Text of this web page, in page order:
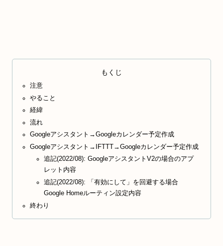
もくじ
注意
やること
経緯
流れ
Googleアシスタント→Googleカレンダー予定作成
Googleアシスタント→IFTTT→Googleカレンダー予定作成
追記(2022/08): GoogleアシスタントV2の場合のアプ
レット内容
追記(2022/08): 「有効にして」を回避する場合
Google Homeルーティン設定内容
終わり